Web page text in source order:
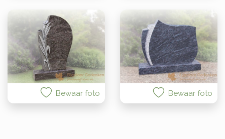
Bewaar foto Bewaar foto